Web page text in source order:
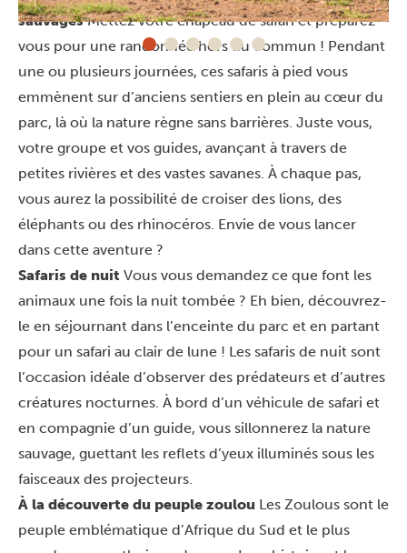
sauvagesMettez votre chapeau de safari et préparez-
vous pour une randonnée hors du commun ! Pendant
une ou plusieurs journées, ces safaris à pied vous
emmènent sur d’anciens sentiers en plein au cœur du
parc, là où la nature règne sans barrières. Juste vous,
votre groupe et vos guides, avançant à travers de
petites rivières et des vastes savanes. À chaque pas,
vous aurez la possibilité de croiser des lions, des
éléphants ou des rhinocéros. Envie de vous lancer
dans cette aventure ?
Safaris de nuit Vous vous demandez ce que font les
animaux une fois la nuit tombée ? Eh bien, découvrez-
le en séjournant dans l’enceinte du parc et en partant
pour un safari au clair de lune ! Les safaris de nuit sont
l’occasion idéale d’observer des prédateurs et d’autres
créatures nocturnes. À bord d’un véhicule de safari et
en compagnie d’un guide, vous sillonnerez la nature
sauvage, guettant les reflets d’yeux illuminés sous les
faisceaux des projecteurs.
À la découverte du peuple zoulou Les Zoulous sont le
peuple emblématique d’Afrique du Sud et le plus